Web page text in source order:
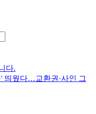
다.
띄웠다…교환권·사인 그